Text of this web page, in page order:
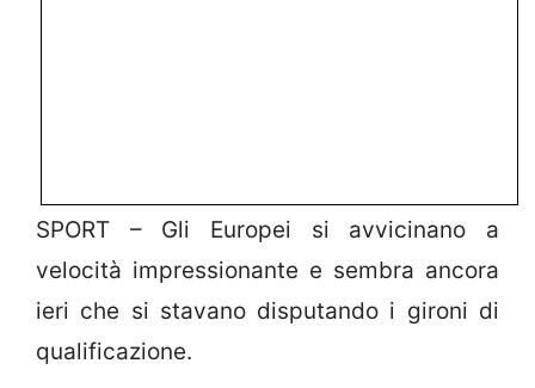
SPORT – Gli Europei si avvicinano a
velocità impressionante e sembra ancora
ieri che si stavano disputando i gironi di
qualificazione.